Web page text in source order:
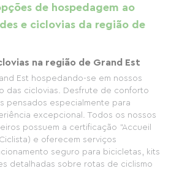
de hospedagem ao
e ciclovias da região de
na região de Grand Est
Est hospedando-se em nossos
das ciclovias. Desfrute de conforto
pensados ​​especialmente para
excepcional. Todos os nossos
possuem a certificação "Accueil
e oferecem serviços
seguro para bicicletas, kits
detalhadas sobre rotas de ciclismo